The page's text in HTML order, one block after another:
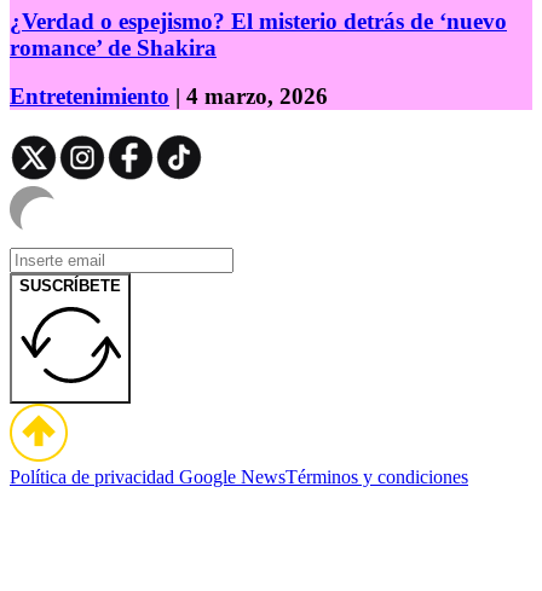
¿Verdad o espejismo? El misterio detrás de ‘nuevo
romance’ de Shakira
Entretenimiento | 4 marzo, 2026
SUSCRÍBETE
Política de privacidad Google NewsTérminos y condiciones